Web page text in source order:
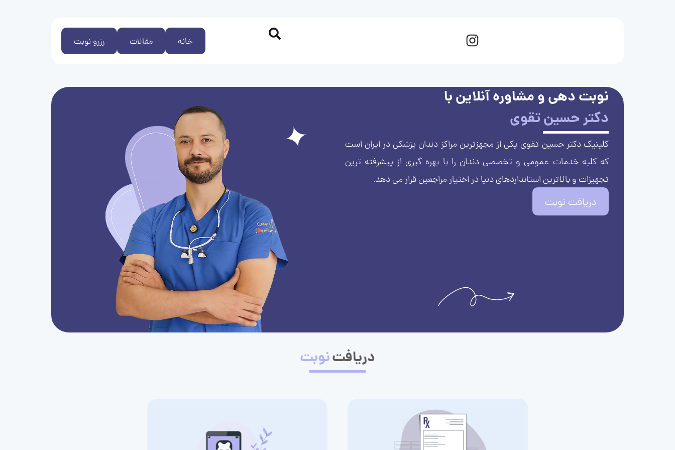
رزرو نوبت مقالات خانه
نوبت دهی و مشاوره آنلاین با
دکتر حسین تقوی
کلینیک دکتر حسین تقوی یکی از مجهزترین مراکز دندان پزشکی در ایران است
که کلیه خدمات عمومی و تخصصی دندان را با بهره گیری از پیشرفته ترین
تجهیزات و بالاترین استانداردهای دنیا در اختیار مراجعین قرار می دهد.
دریافت نوبت
دریافتنوبت